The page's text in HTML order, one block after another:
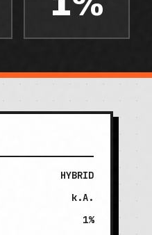
HYBRID
k.A.
1%